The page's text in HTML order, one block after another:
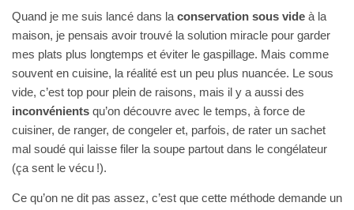
Quand je me suis lancé dans la conservation sous vide à la
maison, je pensais avoir trouvé la solution miracle pour garder
mes plats plus longtemps et éviter le gaspillage. Mais comme
souvent en cuisine, la réalité est un peu plus nuancée. Le sous
vide, c’est top pour plein de raisons, mais il y a aussi des
inconvénients qu’on découvre avec le temps, à force de
cuisiner, de ranger, de congeler et, parfois, de rater un sachet
mal soudé qui laisse filer la soupe partout dans le congélateur
(ça sent le vécu !).
Ce qu’on ne dit pas assez, c’est que cette méthode demande un